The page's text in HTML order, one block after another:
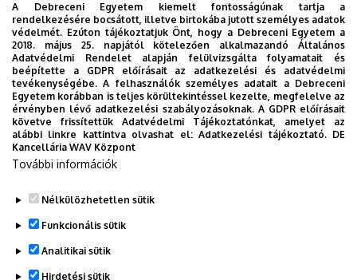
titkárság)
Weboldal Szervezeti weboldal
Humán Tudományok Doktori Iskola Pszichológia program
Legutóbbi frissítés: 2026. 03. 05. 10:34
A Debreceni Egyetem kiemelt fontosságúnak tartja a
rendelkezésére bocsátott, illetve birtokába jutott személyes adatok
védelmét. Ezúton tájékoztatjuk Önt, hogy a Debreceni Egyetem a
2018. május 25. napjától kötelezően alkalmazandó Általános
Adatvédelmi Rendelet alapján felülvizsgálta folyamatait és
beépítette a GDPR előírásait az adatkezelési és adatvédelmi
tevékenységébe. A felhasználók személyes adatait a Debreceni
Egyetem korábban is teljes körültekintéssel kezelte, megfelelve az
érvényben lévő adatkezelési szabályozásoknak. A GDPR előírásait
követve frissítettük Adatvédelmi Tájékoztatónkat, amelyet az
alábbi linkre kattintva olvashat el:Adatkezelési tájékoztató. DE
Kancellária WAV Központ
További információk
Nélkülözhetetlen sütik
Funkcionális sütik
Analitikai sütik
Hirdetési sütik